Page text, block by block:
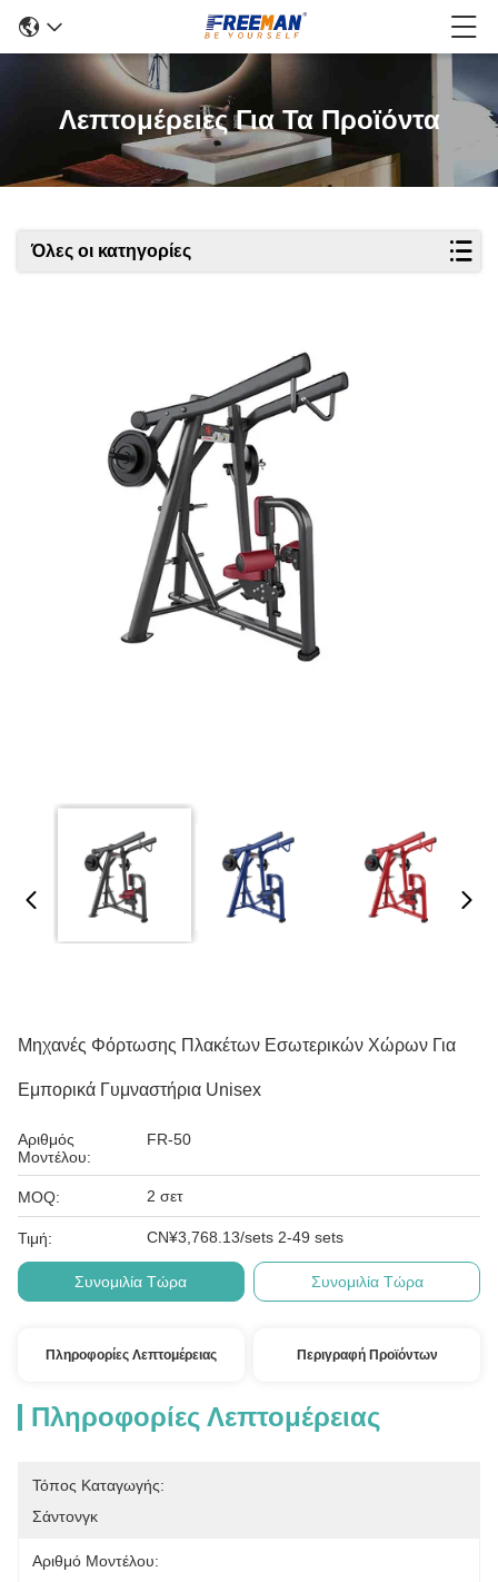
Λεπτομέρειες Για Τα Προϊόντα
Όλες οι κατηγορίες
Μηχανές Φόρτωσης Πλακέτων Εσωτερικών Χώρων Για
Εμπορικά Γυμναστήρια Unisex
Αριθμός
Μοντέλου:
FR-50
MOQ: 2 σετ
Τιμή: CN¥3,768.13/sets 2-49 sets
Συνομιλία Τώρα Συνομιλία Τώρα
Πληροφορίες Λεπτομέρειας Περιγραφή Προϊόντων
Πληροφορίες Λεπτομέρειας
Τόπος Καταγωγής:
Σάντονγκ
Αριθμό Μοντέλου: